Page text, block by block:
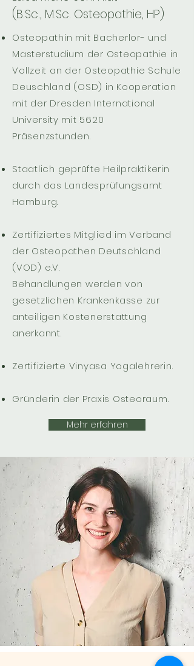
(B.Sc., M.Sc. Osteopathie, HP)
Osteopathin mit Bacherlor- und
Masterstudium der Osteopathie in
Vollzeit an der Osteopathie Schule
Deuschland (OSD) in Kooperation
mit der Dresden International
University mit 5620
Präsenzstunden.
Staatlich geprüfte Heilpraktikerin
durch das Landesprüfungsamt
Hamburg.
Zertifiziertes Mitglied im Verband
der Osteopathen Deutschland
(VOD) e.V.
Behandlungen werden von
gesetzlichen Krankenkasse zur
anteiligen Kostenerstattung
anerkannt.
Zertifizierte Vinyasa Yogalehrerin.
Gründerin der Praxis Osteoraum.
Mehr erfahren